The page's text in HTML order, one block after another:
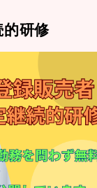
研修